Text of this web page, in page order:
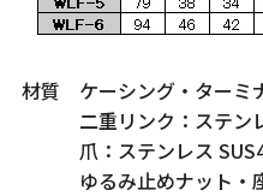
材質 ケーシング・ターミ
二重リンク：ステンレ
爪：ステンレス
ゆるみ止めナット・